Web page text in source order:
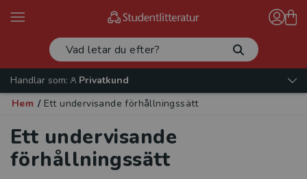
Handlar som:
Privatkund
Hem / Ett undervisande förhållningssätt
Ett undervisande
förhållningssätt